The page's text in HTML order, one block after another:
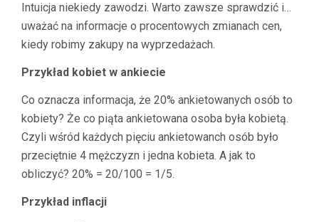
Intuicja niekiedy zawodzi. Warto zawsze sprawdzić i…
uważać na informacje o procentowych zmianach cen,
kiedy robimy zakupy na wyprzedażach.
Przykład kobiet w ankiecie
Co oznacza informacja, że 20% ankietowanych osób to
kobiety? Że co piąta ankietowana osoba była kobietą.
Czyli wśród każdych pięciu ankietowanch osób było
przeciętnie 4 mężczyzn i jedna kobieta. A jak to
obliczyć? 20% = 20/100 = 1/5.
Przykład inflacji